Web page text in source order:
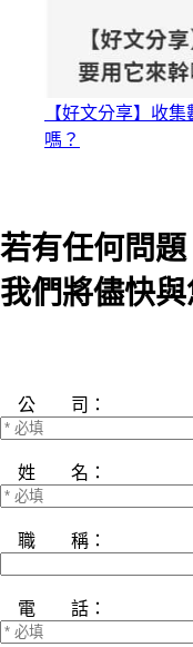
【好文分享】收
嗎？
若有任何問題
我們將儘快與
公 司：
姓 名：
職 稱：
電 話：